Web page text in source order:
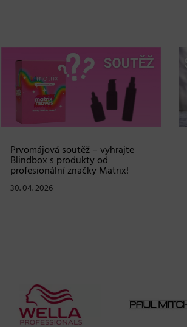
Prvomájová soutěž – vyhrajte
Blindbox s produkty od
profesionální značky Matrix!
30. 04. 2026